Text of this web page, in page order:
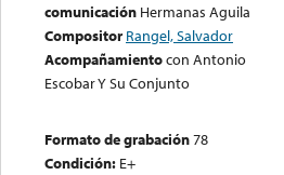
comunicación Hermanas Aguila
Compositor Rangel, Salvador
Acompañamientocon Antonio
Escobar Y Su Conjunto
Formato de grabación78
Condición: E+